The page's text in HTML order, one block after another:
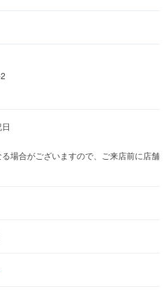
場合がございますので、ご来店前に店舗